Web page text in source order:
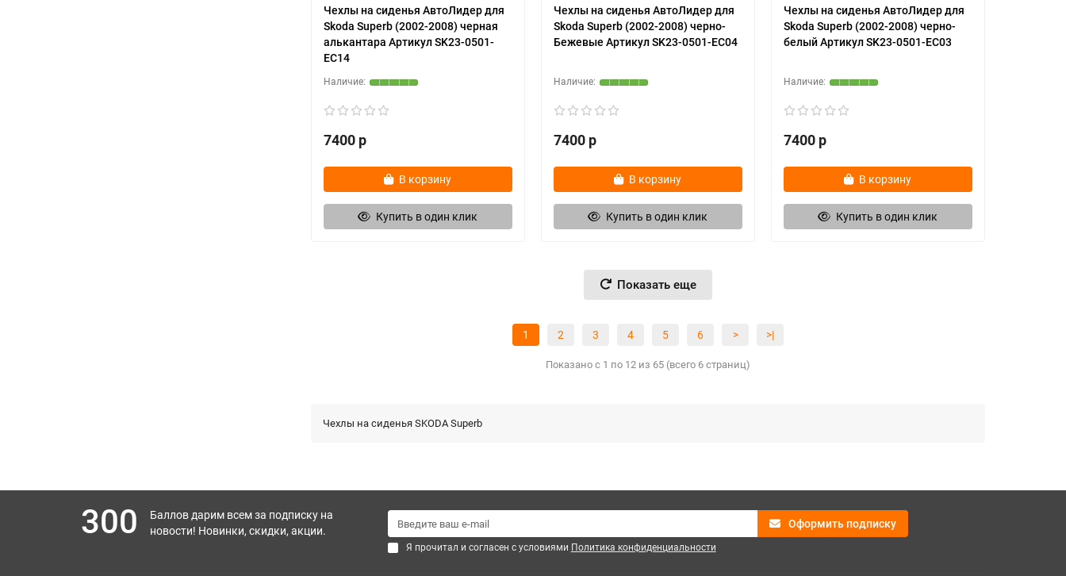
Чехлы на сиденья АвтоЛидер для
Skoda Superb (2002-2008) черная
алькантара Артикул SK23-0501-
EC14
7400 р
В корзину
Купить в один клик
Чехлы на сиденья АвтоЛидер для
Skoda Superb (2002-2008) черно-
Бежевые Артикул SK23-0501-EC04
7400 р
В корзину
Купить в один клик
Чехлы на сиденья АвтоЛидер для
Skoda Superb (2002-2008) черно-
белый Артикул SK23-0501-EC03
7400 р
В корзину
Купить в один клик
Показать еще
1 2 3 4 5 6 > >|
Показано с 1 по 12 из 65 (всего 6 страниц)
Чехлы на сиденья SKODA Superb
300
Баллов дарим всем за подписку на
новости! Новинки, скидки, акции.
Оформить подписку
Я прочитал и согласен с условиями Политика конфиденциальности